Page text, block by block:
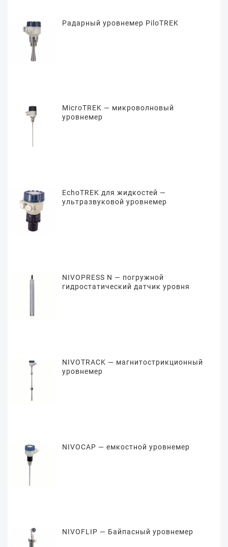
Радарный уровнемер PiloTREK
MicroTREK — микроволновый
уровнемер
EchoTREK для жидкостей —
ультразвуковой уровнемер
NIVOPRESS N — погружной
гидростатический датчик уровня
NIVOTRACK — магнитострикционный
уровнемер
NIVOCAP — емкостной уровнемер
NIVOFLIP — Байпасный уровнемер